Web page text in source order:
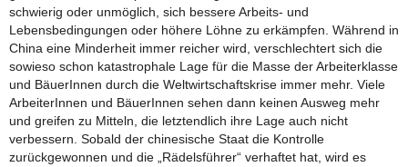
schwierig oder unmöglich, sich bessere Arbeits- und
Lebensbedingungen oder höhere Löhne zu erkämpfen. Während in
China eine Minderheit immer reicher wird, verschlechtert sich die
sowieso schon katastrophale Lage für die Masse der Arbeiterklasse
und BäuerInnen durch die Weltwirtschaftskrise immer mehr. Viele
ArbeiterInnen und BäuerInnen sehen dann keinen Ausweg mehr
und greifen zu Mitteln, die letztendlich ihre Lage auch nicht
verbessern. Sobald der chinesische Staat die Kontrolle
zurückgewonnen und die „Rädelsführer“ verhaftet hat, wird es